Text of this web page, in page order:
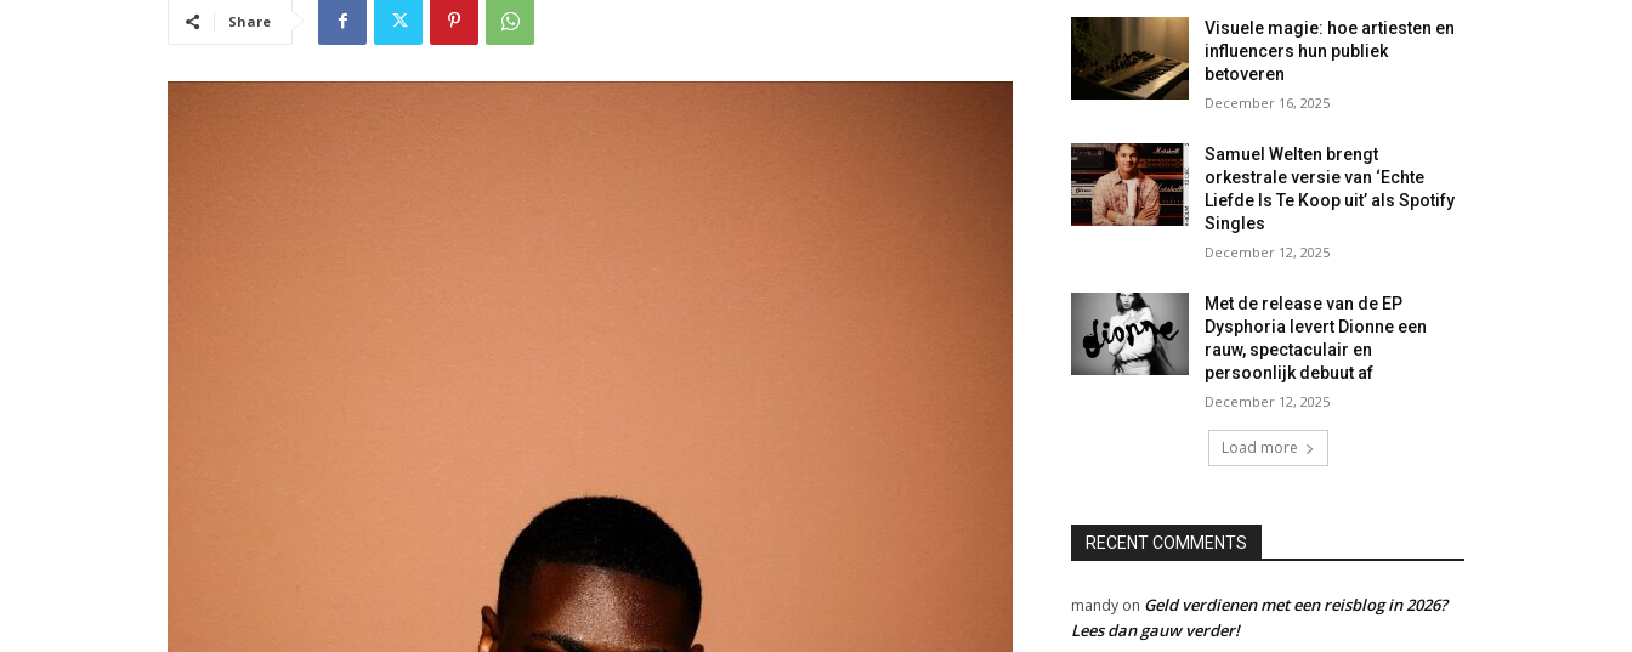
Share
Visuele magie: hoe artiesten en
influencers hun publiek
betoveren
December 16, 2025
Samuel Welten brengt
orkestrale versie van ‘Echte
Liefde Is Te Koop uit’ als Spotify
Singles
December 12, 2025
Met de release van de EP
Dysphoria levert Dionne een
rauw, spectaculair en
persoonlijk debuut af
December 12, 2025
Load more
RECENT COMMENTS
mandy on Geld verdienen met een reisblog in 2026?
Lees dan gauw verder!